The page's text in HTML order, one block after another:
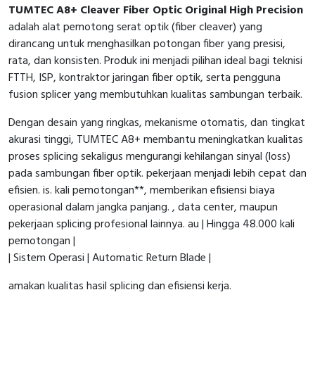
TUMTEC A8+ Cleaver Fiber Optic Original High Precision
adalah alat pemotong serat optik (fiber cleaver) yang
dirancang untuk menghasilkan potongan fiber yang presisi,
rata, dan konsisten. Produk ini menjadi pilihan ideal bagi teknisi
FTTH, ISP, kontraktor jaringan fiber optik, serta pengguna
fusion splicer yang membutuhkan kualitas sambungan terbaik.
Dengan desain yang ringkas, mekanisme otomatis, dan tingkat
akurasi tinggi, TUMTEC A8+ membantu meningkatkan kualitas
proses splicing sekaligus mengurangi kehilangan sinyal (loss)
pada sambungan fiber optik. pekerjaan menjadi lebih cepat dan
efisien. is. kali pemotongan**, memberikan efisiensi biaya
operasional dalam jangka panjang. , data center, maupun
pekerjaan splicing profesional lainnya. au | Hingga 48.000 kali
pemotongan |
| Sistem Operasi | Automatic Return Blade |
amakan kualitas hasil splicing dan efisiensi kerja.